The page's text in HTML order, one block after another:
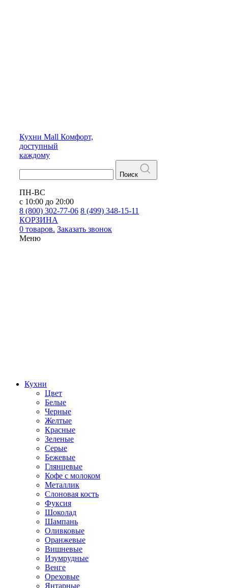
Кухни Mall Комфорт,
доступный
каждому
Поиск
ПН-ВС
с 10:00 до 20:00
8 (800) 302-77-06 8 (499) 348-15-11
КОРЗИНА
0 товаров. Заказать звонок
Меню
Кухни
Цвет
Белые
Черные
Желтые
Красные
Зеленые
Серые
Бежевые
Глянцевые
Кофе с молоком
Металлик
Слоновая кость
Фуксия
Шоколад
Шампань
Оливковые
Оранжевые
Вишневые
Изумрудные
Венге
Ореховые
Янтарные